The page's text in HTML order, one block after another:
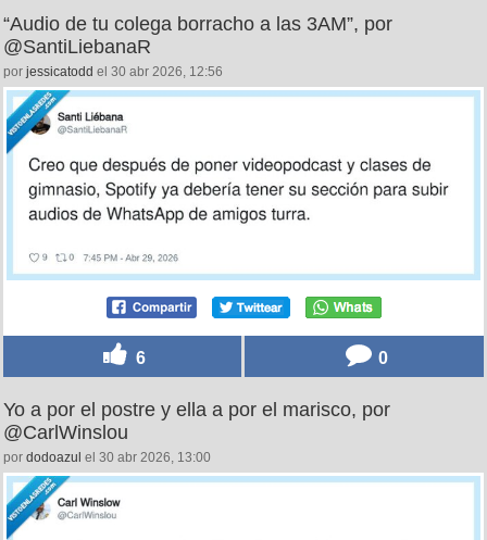
“Audio de tu colega borracho a las 3AM”, por
@SantiLiebanaR
por jessicatodd el 30 abr 2026, 12:56
6 0
Yo a por el postre y ella a por el marisco, por
@CarlWinslou
por dodoazul el 30 abr 2026, 13:00